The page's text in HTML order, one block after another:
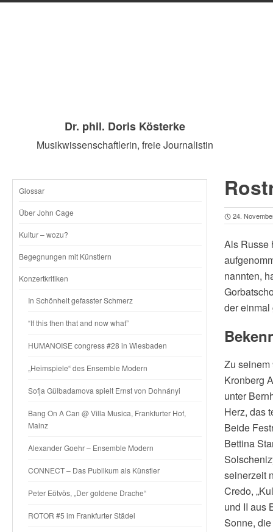
Dr. phil. Doris Kösterke
Musikwissenschaftlerin, freie Journalistin
SKIP
CONTENT
Glossar
Über John Cage
Kultur – wozu?
Begegnungen mit Künstlern
Konzertkritiken
In Schönheit gefasster Schmerz
“If this then that and now what”
HUMANOISE congress #28 in Wiesbaden
„Heimspiele“ des Ensemble Modern
Sofja Gülbadamova spielt Ernst von Dohnányi
Bang On A Can @ Villa Musica, Frankfurter Hof,
Mainz
Alexander Goehr – Ensemble Modern
CONNECT – Das Publikum als Künstler
Peter Eötvös, „Der goldene Drache“
ROTOR #5 im Frankfurter Städel
24.
Als Russe
nannten,
der einmal
Zu seinem
Kronberg
unter
Herz, das
Beide
Bettina
seinerzeit
Credo,
und II aus
Sonne,